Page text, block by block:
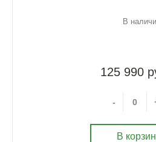
В
125 990
-
В